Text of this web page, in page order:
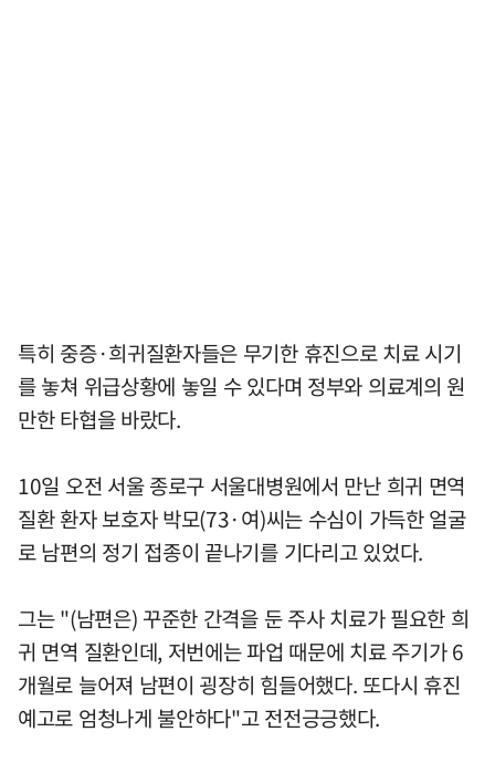
특히 중증·희귀질환자들은 무기한 휴진으로 치료 시기
를 놓쳐 위급상황에 놓일 수 있다며 정부와 의료계의 원
만한 타협을 바랐다.
10일 오전 서울 종로구 서울대병원에서 만난 희귀 면역
질환 환자 보호자 박모(73·여)씨는 수심이 가득한 얼굴
로 남편의 정기 접종이 끝나기를 기다리고 있었다.
그는 "(남편은) 꾸준한 간격을 둔 주사 치료가 필요한 희
귀 면역 질환인데, 저번에는 파업 때문에 치료 주기가 6
개월로 늘어져 남편이 굉장히 힘들어했다. 또다시 휴진
예고로 엄청나게 불안하다"고 전전긍긍했다.